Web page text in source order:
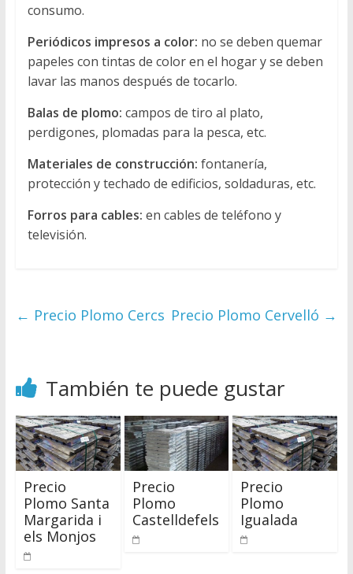
consumo.
Periódicos impresos a color: no se deben quemar
papeles con tintas de color en el hogar y se deben
lavar las manos después de tocarlo.
Balas de plomo: campos de tiro al plato,
perdigones, plomadas para la pesca, etc.
Materiales de construcción: fontanería,
protección y techado de edificios, soldaduras, etc.
Forros para cables: en cables de teléfono y
televisión.
← Precio Plomo Cercs Precio Plomo Cervelló →
También te puede gustar
Precio
Plomo Santa
Margarida i
els Monjos
Precio
Plomo
Castelldefels
Precio
Plomo
Igualada